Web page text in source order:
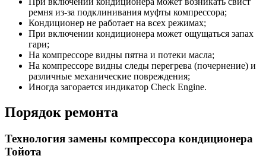
ремня из-за подклинивания муфты компрессора;
Кондиционер не работает на всех режимах;
При включении кондиционера может ощущаться запах
гари;
На компрессоре видны пятна и потеки масла;
На компрессоре видны следы перегрева (почернение) и
различные механические повреждения;
Иногда загорается индикатор Check Engine.
Порядок ремонта
Технология замены компрессора кондиционера
Тойота